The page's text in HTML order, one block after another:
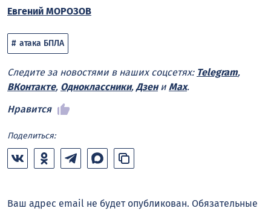
Евгений МОРОЗОВ
атака БПЛА
Следите за новостями в наших соцсетях: Telegram,
ВКонтакте, Одноклассники, Дзени Max.
Нравится
Поделиться:
Ваш адрес email не будет опубликован. Обязательные